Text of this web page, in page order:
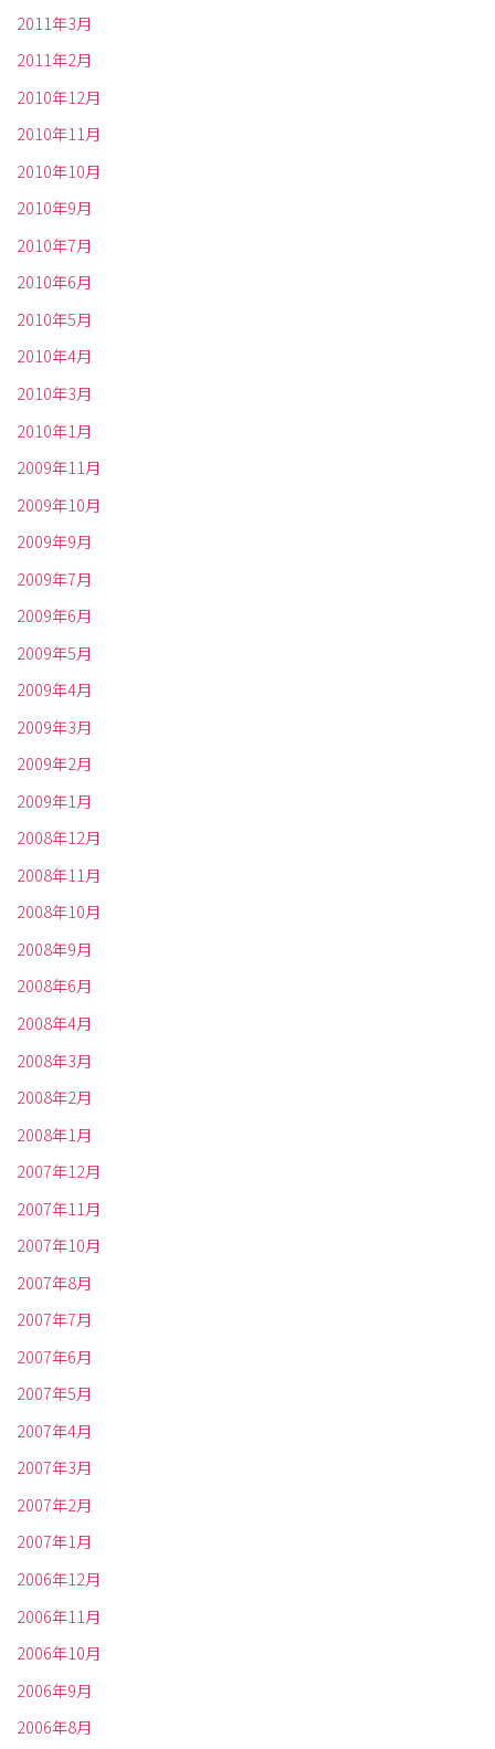
2011年3月
2011年2月
2010年12月
2010年11月
2010年10月
2010年9月
2010年7月
2010年6月
2010年5月
2010年4月
2010年3月
2010年1月
2009年11月
2009年10月
2009年9月
2009年7月
2009年6月
2009年5月
2009年4月
2009年3月
2009年2月
2009年1月
2008年12月
2008年11月
2008年10月
2008年9月
2008年6月
2008年4月
2008年3月
2008年2月
2008年1月
2007年12月
2007年11月
2007年10月
2007年8月
2007年7月
2007年6月
2007年5月
2007年4月
2007年3月
2007年2月
2007年1月
2006年12月
2006年11月
2006年10月
2006年9月
2006年8月